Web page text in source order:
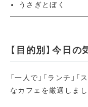
うさぎとぼく
【目的別】今日
「一人で」「ランチ」
なカフェを厳選しまし